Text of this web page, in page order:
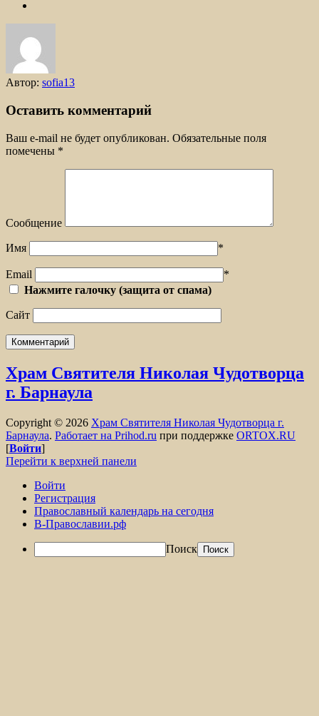
Автор: sofia13
Оставить комментарий
Ваш e-mail не будет опубликован. Обязательные поля
помечены *
Сообщение
Имя *
Email
*
Нажмите галочку (защита от спама)
Сайт
Храм Святителя Николая Чудотворца
г. Барнаула
Copyright © 2026 Храм Святителя Николая Чудотворца г.
Барнаула. Работает на Prihod.ru при поддержке ORTOX.RU
[Войти]
Перейти к верхней панели
Войти
Регистрация
Православный календарь на сегодня
В-Православии.рф
Поиск